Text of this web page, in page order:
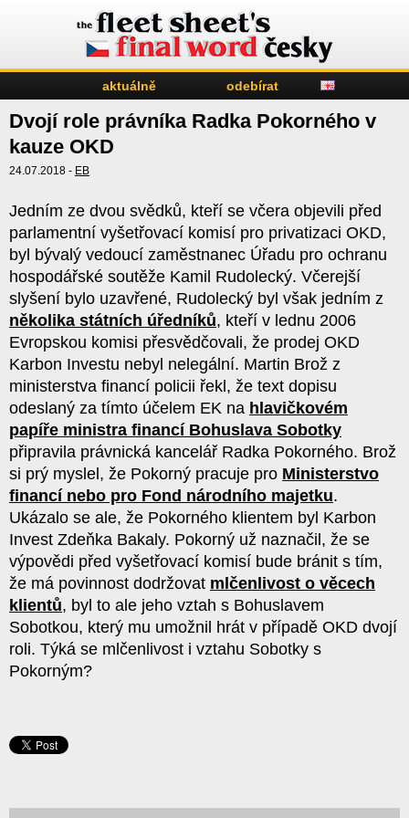
aktuálně odebírat
Dvojí role právníka Radka Pokorného v
kauze OKD
24.07.2018 - EB
Jedním ze dvou svědků, kteří se včera objevili před
parlamentní vyšetřovací komisí pro privatizaci OKD,
byl bývalý vedoucí zaměstnanec Úřadu pro ochranu
hospodářské soutěže Kamil Rudolecký. Včerejší
slyšení bylo uzavřené, Rudolecký byl však jedním z
několika státních úředníků, kteří v lednu 2006
Evropskou komisi přesvědčovali, že prodej OKD
Karbon Investu nebyl nelegální. Martin Brož z
ministerstva financí policii řekl, že text dopisu
odeslaný za tímto účelem EK na hlavičkovém
papíře ministra financí Bohuslava Sobotky
připravila právnická kancelář Radka Pokorného. Brož
si prý myslel, že Pokorný pracuje pro Ministerstvo
financí nebo pro Fond národního majetku.
Ukázalo se ale, že Pokorného klientem byl Karbon
Invest Zdeňka Bakaly. Pokorný už naznačil, že se
výpovědi před vyšetřovací komisí bude bránit s tím,
že má povinnost dodržovat mlčenlivost o věcech
klientů, byl to ale jeho vztah s Bohuslavem
Sobotkou, který mu umožnil hrát v případě OKD dvojí
roli. Týká se mlčenlivost i vztahu Sobotky s
Pokorným?